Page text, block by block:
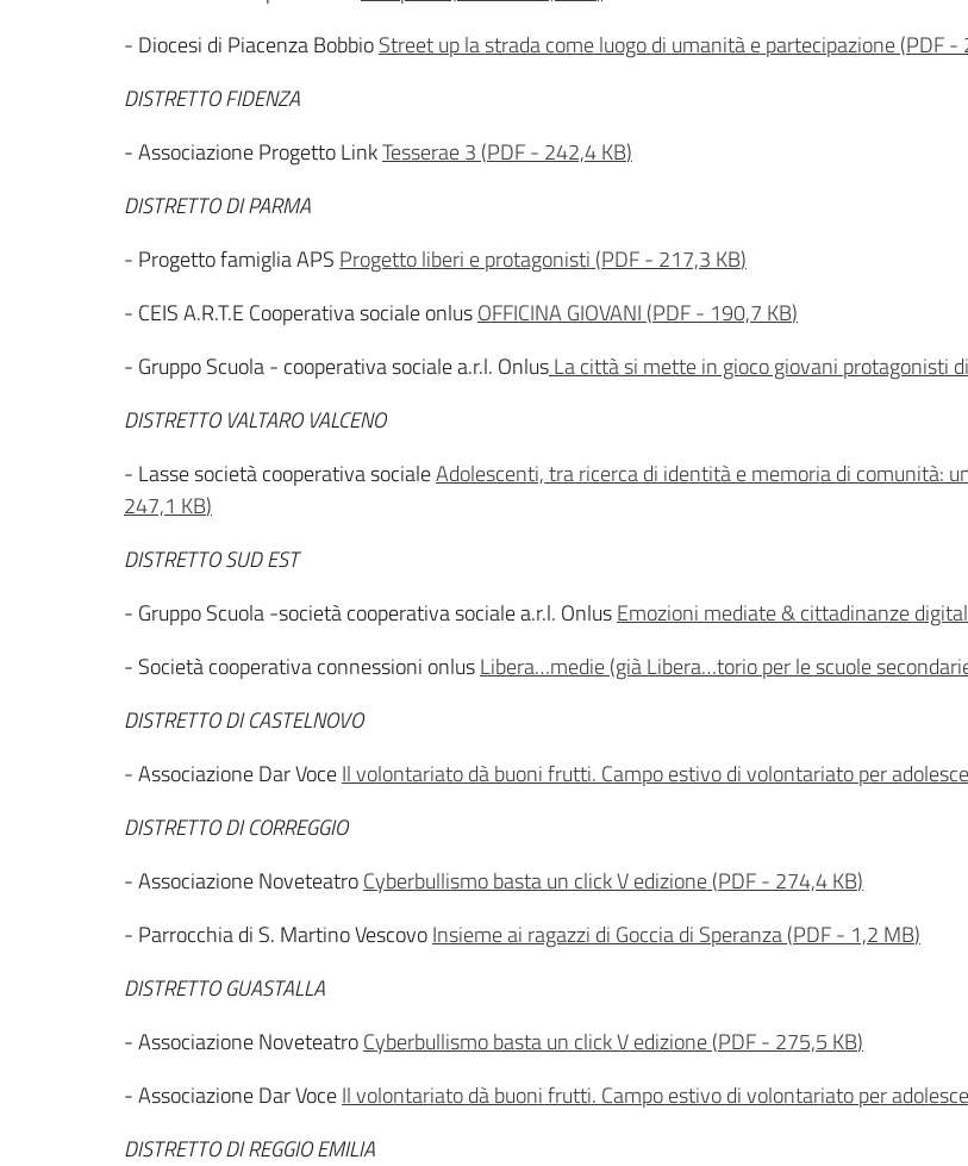
- Diocesi di Piacenza BobbioStreet up la strada come luogo di umanità e partecipazione(PDF-
DISTRETTO FIDENZA
- Associazione Progetto LinkTesserae 3 (PDF- 242,4 KB)
DISTRETTO DI PARMA
- Progetto famiglia APS Progetto liberi e protagonisti (PDF- 217,3 KB)
- CEIS A.R.T.E Cooperativa sociale onlusOFFICINA GIOVANI (PDF- 190,7 KB)
- Gruppo Scuola - cooperativa sociale a.r.l. OnlusLa città si mette in gioco giovani protagonisti
DISTRETTO VALTARO VALCENO
- Lasse società cooperativa socialeAdolescenti, tra ricerca di identità e memoria di comunità:
247,1 KB)
DISTRETTO SUD EST
- Gruppo Scuola -società cooperativa sociale a.r.l. OnlusEmozioni mediate & cittadinanze
- Società cooperativa connessioni onlusLibera…medie (già Libera…torio per le scuole
DISTRETTO DI CASTELNOVO
- Associazione Dar VoceIl volontariato dà buoni frutti. Campo estivo di volontariato per
DISTRETTO DI CORREGGIO
- Associazione NoveteatroCyberbullismo basta un click V edizione(PDF- 274,4 KB)
- Parrocchia di S. Martino VescovoInsieme ai ragazzi di Goccia di Speranza(PDF- 1,2 MB)
DISTRETTO GUASTALLA
- Associazione NoveteatroCyberbullismo basta un click V edizione(PDF- 275,5 KB)
- Associazione Dar VoceIl volontariato dà buoni frutti. Campo estivo di volontariato per
DISTRETTO DI REGGIO EMILIA